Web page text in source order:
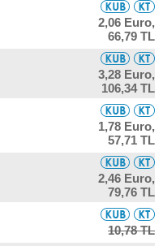
2,06 Euro,
66,79 TL
3,28 Euro,
106,34 TL
1,78 Euro,
57,71 TL
2,46 Euro,
79,76 TL
10,78 TL